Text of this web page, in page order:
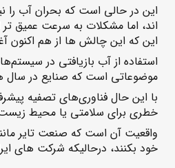
این در حالی است که بحران آب را
اند، اما مشکلات به سرعت عمیق
این که این چالش ها از هم اکنون
استفاده از آب بازیافتی در
موضوعاتی است که صنایع در سال
با این حال فناوری‌های تصفیه
خطری برای سلامتی یا محیط زیست
واقعیت آن است که صنعت تایر
خود بکنند، درحالیکه شرکت های